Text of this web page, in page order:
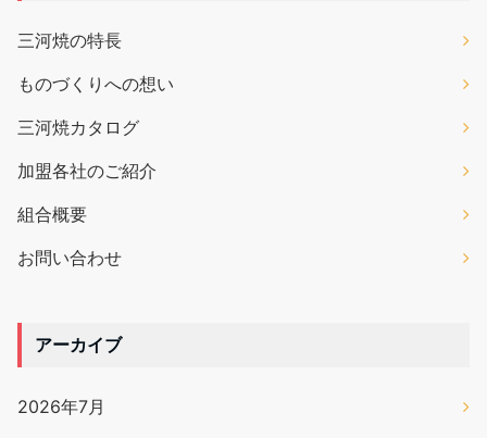
三河焼の特長
ものづくりへの想い
三河焼カタログ
加盟各社のご紹介
組合概要
お問い合わせ
アーカイブ
2026年7月